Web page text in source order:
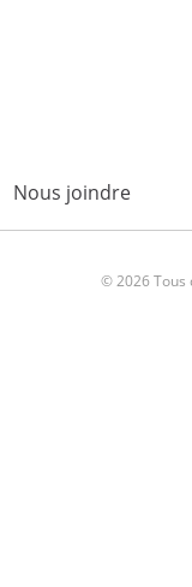
Nous joindre
© 2026 Tous